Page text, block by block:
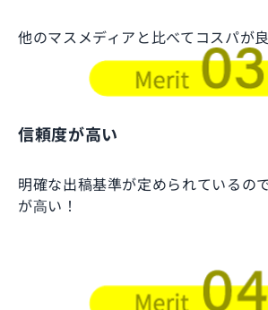
他のマスメディアと比べてコスパが
信頼度が高い
明確な出稿基準が定められているの
が⾼い！